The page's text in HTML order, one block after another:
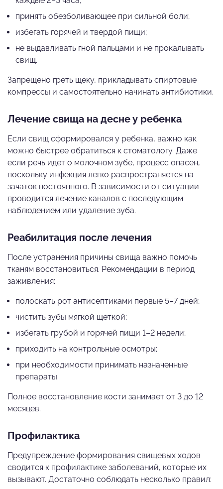
принять обезболивающее при сильной боли;
избегать горячей и твердой пищи;
не выдавливать гной пальцами и не прокалывать
свищ.
Запрещено греть щеку, прикладывать спиртовые
компрессы и самостоятельно начинать антибиотики.
Лечение свища на десне у ребенка
Если свищ сформировался у ребенка, важно как
можно быстрее обратиться к стоматологу. Даже
если речь идет о молочном зубе, процесс опасен,
поскольку инфекция легко распространяется на
зачаток постоянного. В зависимости от ситуации
проводится лечение каналов с последующим
наблюдением или удаление зуба.
Реабилитация после лечения
После устранения причины свища важно помочь
тканям восстановиться. Рекомендации в период
заживления:
полоскать рот антисептиками первые 5–7 дней;
чистить зубы мягкой щеткой;
избегать грубой и горячей пищи 1–2 недели;
приходить на контрольные осмотры;
при необходимости принимать назначенные
препараты.
Полное восстановление кости занимает от 3 до 12
месяцев.
Профилактика
Предупреждение формирования свищевых ходов
сводится к профилактике заболеваний, которые их
вызывают. Достаточно соблюдать несколько правил: